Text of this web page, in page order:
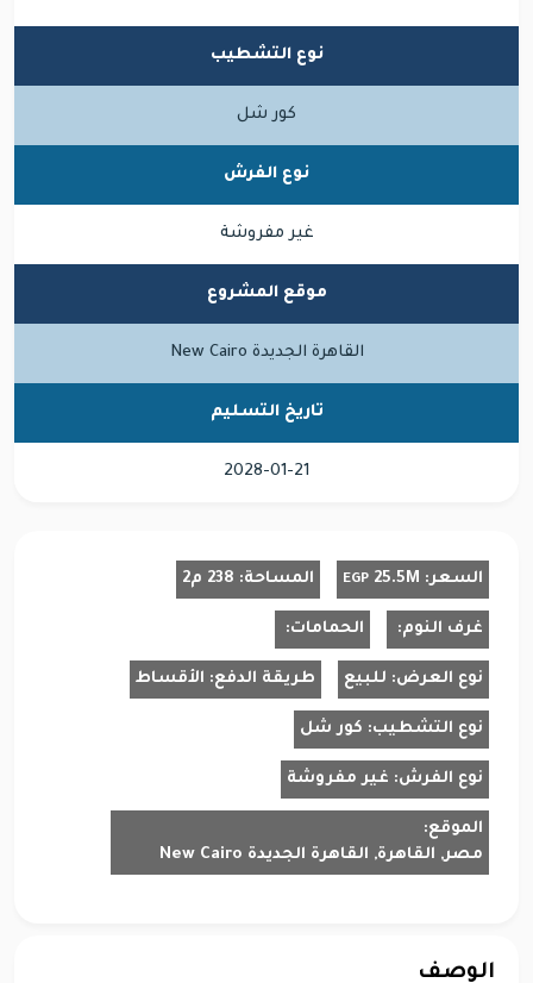
نوع التشطيب
كور شل
نوع الفرش
غير مفروشة
موقع المشروع
القاهرة الجديدة New Cairo
تاريخ التسليم
2028-01-21
السعر: 25.5M
EGP المساحة: 238 م2
غرف النوم: الحمامات:
نوع العرض: للبيع طريقة الدفع: الأقساط
نوع التشطيب: كور شل
نوع الفرش: غير مفروشة
الموقع:
مصر, القاهرة, القاهرة الجديدة New Cairo
الوصف